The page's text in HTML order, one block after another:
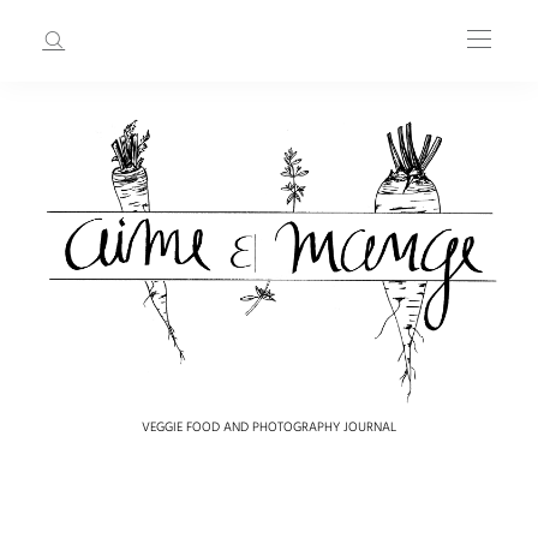
VEGGIE FOOD AND PHOTOGRAPHY JOURNAL